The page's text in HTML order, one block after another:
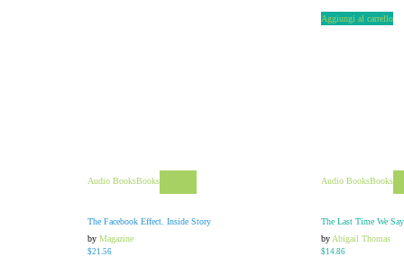
Aggiungi al carrello
Audio BooksBooks
The Facebook Effect. Inside Story
by Magazine
$21.56
Audio BooksBooks
The Last Time We
by Abigail Thomas
$14.86